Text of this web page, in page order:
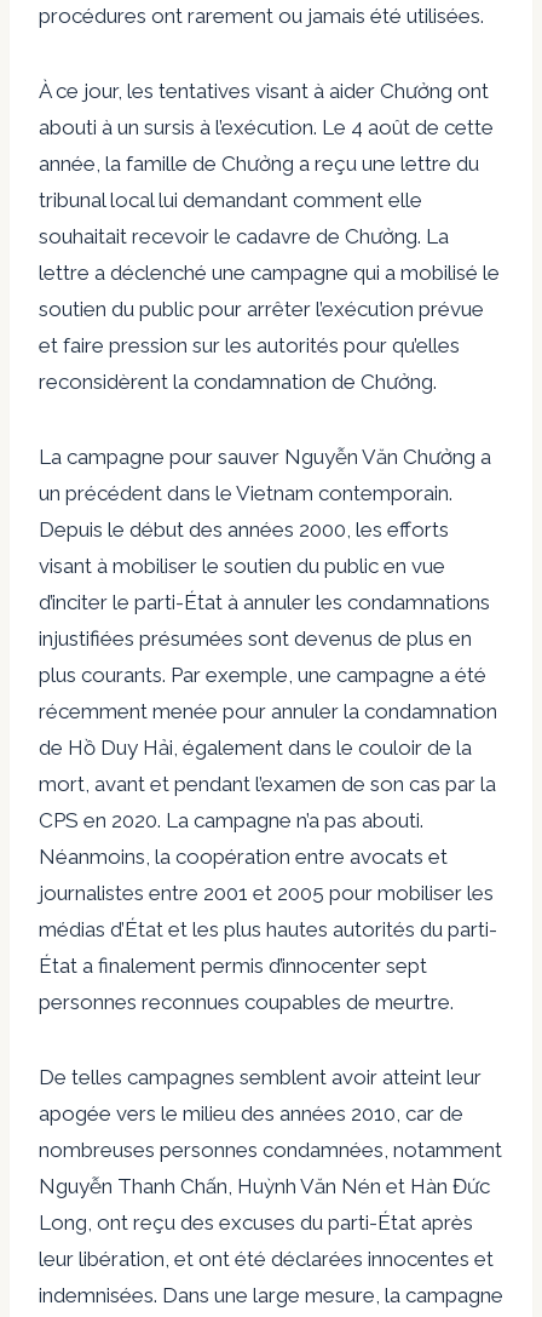
procédures ont rarement ou jamais été utilisées.
À ce jour, les tentatives visant à aider Chưởng ont
abouti à un sursis à l’exécution. Le 4 août de cette
année, la famille de Chưởng a reçu une lettre du
tribunal local lui demandant comment elle
souhaitait recevoir le cadavre de Chưởng. La
lettre a déclenché une campagne qui a mobilisé le
soutien du public pour arrêter l’exécution prévue
et faire pression sur les autorités pour qu’elles
reconsidèrent la condamnation de Chưởng.
La campagne pour sauver Nguyễn Văn Chưởng a
un précédent dans le Vietnam contemporain.
Depuis le début des années 2000, les efforts
visant à mobiliser le soutien du public en vue
d’inciter le parti-État à annuler les condamnations
injustifiées présumées sont devenus de plus en
plus courants. Par exemple, une campagne a été
récemment menée pour annuler la condamnation
de Hồ Duy Hải, également dans le couloir de la
mort, avant et pendant l’examen de son cas par la
CPS en 2020. La campagne n’a pas abouti.
Néanmoins, la coopération entre avocats et
journalistes entre 2001 et 2005 pour mobiliser les
médias d’État et les plus hautes autorités du parti-
État a finalement permis d’innocenter sept
personnes reconnues coupables de meurtre.
De telles campagnes semblent avoir atteint leur
apogée vers le milieu des années 2010, car de
nombreuses personnes condamnées, notamment
Nguyễn Thanh Chấn, Huỳnh Văn Nén et Hàn Đức
Long, ont reçu des excuses du parti-État après
leur libération, et ont été déclarées innocentes et
indemnisées. Dans une large mesure, la campagne